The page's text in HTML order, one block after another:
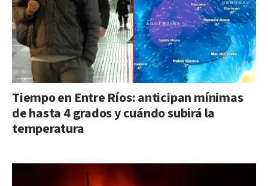
Tiempo en Entre Ríos: anticipan mínimas
de hasta 4 grados y cuándo subirá la
temperatura